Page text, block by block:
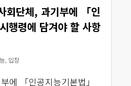
회단체, 과기부에 「인
행령에 담겨야 할 사항
, 입장
에 「인공지능기본법」